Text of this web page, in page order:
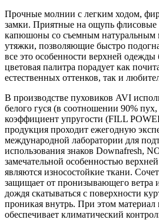
Прочные молнии с легким ходом,
замки. Приятные на ощупь
капюшоны со съемным натуральным
утяжки, позволяющие быстро
все это особенности верхней
цветовая палитра порадует как
естественных оттенков, так и
В производстве пуховиков AVI
белого гуся (в соотношении 90%
коэффициент упругости (FILL
продукция проходит ежегодную
международной лаборатории для
использования знаков Downafresh,
замечательной особенностью
являются износостойкие ткани.
защищает от пронизывающего ветра
дождя скатываться с поверхности
проникая внутрь. При этом
обеспечивает климатический